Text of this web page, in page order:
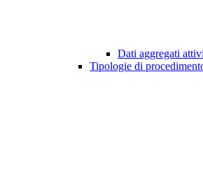
Dati aggregati
Tipologie di